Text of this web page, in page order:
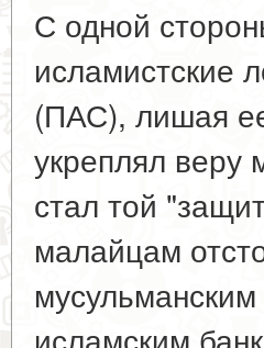
С одной
исламистские
(ПАС), лишая
укреплял
стал той
малайцам
исламским